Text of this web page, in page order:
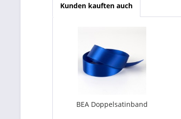
Kunden kauften auch
BEA Doppelsatinband